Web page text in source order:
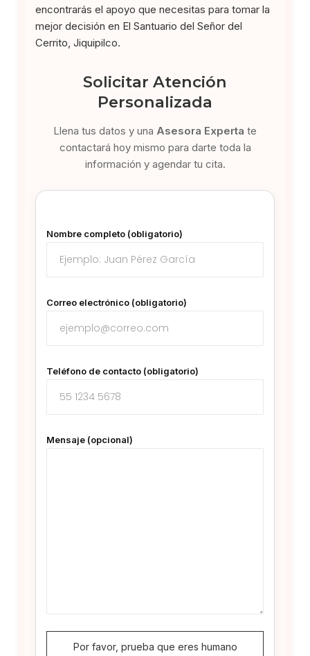
encontrarás el apoyo que necesitas para tomar la
mejor decisión en El Santuario del Señor del
Cerrito, Jiquipilco.
Solicitar Atención
Personalizada
Llena tus datos y una Asesora Experta te
contactará hoy mismo para darte toda la
información y agendar tu cita.
Nombre completo (obligatorio)
Correo electrónico (obligatorio)
Teléfono de contacto (obligatorio)
Mensaje (opcional)
Por favor, prueba que eres humano